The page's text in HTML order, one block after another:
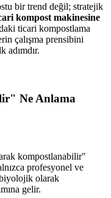
bir trend değil; stratejik
kompost makinesine
ticari kompostlama
çalışma prensibini
adımdır.
Ne Anlama
kompostlanabilir"
profesyonel ve
olarak
gelir.